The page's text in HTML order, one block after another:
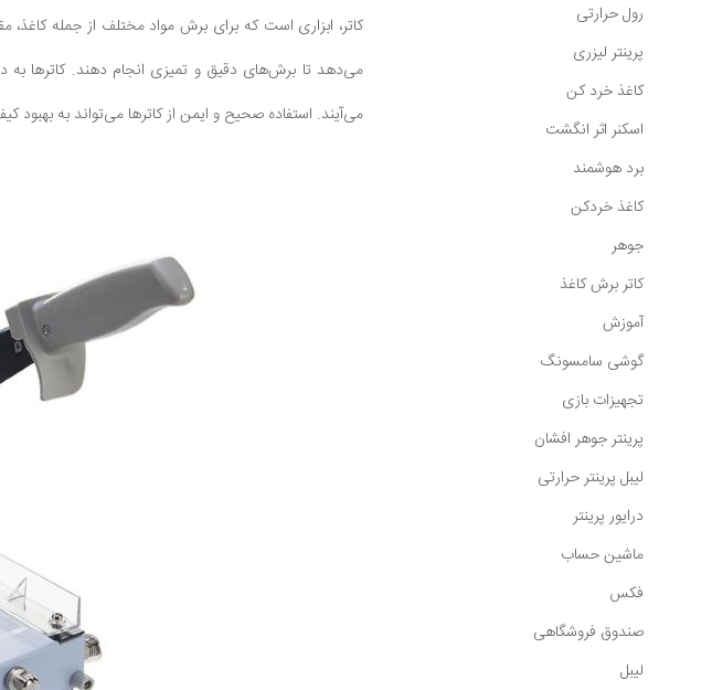
رول حرارتی
پرینتر لیزری
کاغذ خرد کن
اسکنر اثر انگشت
برد هوشمند
کاغذ خردکن
جوهر
کاتر برش کاغذ
آموزش
گوشی سامسونگ
تجهیزات بازی
پرینتر جوهر افشان
لیبل پرینتر حرارتی
درایور پرینتر
ماشین حساب
فکس
صندوق فروشگاهی
لیبل
کاتر، ابزاری است که برای برش مواد مختلف از جمله کاغذ،
می‌دهد تا برش‌های دقیق و تمیزی انجام دهند. کاترها به
می‌آیند. استفاده صحیح و ایمن از کاترها می‌تواند به بهبود